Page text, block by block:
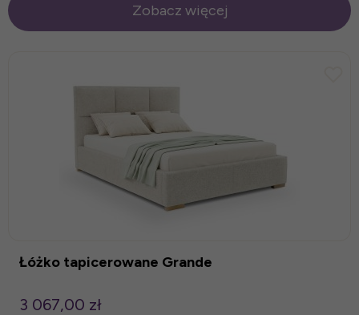
Zobacz więcej
Łóżko tapicerowane Grande
3 067,00 zł